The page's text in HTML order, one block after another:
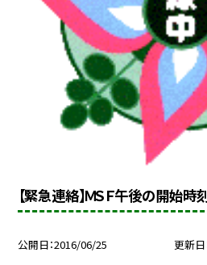
【緊急連絡】ＭＳＦ午後の開始時刻
公開日 2016/06/25 更新日